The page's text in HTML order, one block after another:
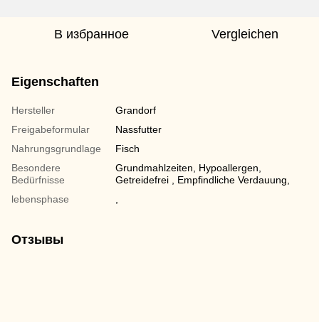
В избранное Vergleichen
Eigenschaften
Hersteller
Grandorf
Freigabeformular
Nassfutter
Nahrungsgrundlage
Fisch
Besondere
Bedürfnisse
Grundmahlzeiten, Hypoallergen,
Getreidefrei , Empfindliche Verdauung,
lebensphase
Отзывы